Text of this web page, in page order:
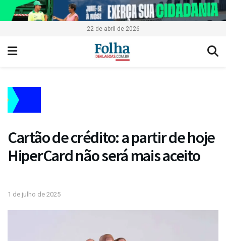
22 de abril de 2026
Cartão de crédito: a partir de hoje
HiperCard não será mais aceito
1 de julho de 2025